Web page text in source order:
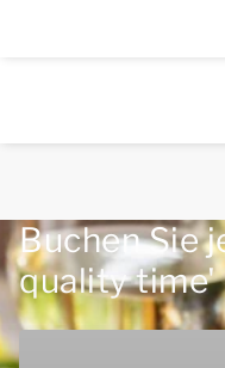
Buchen Sie
quality time'